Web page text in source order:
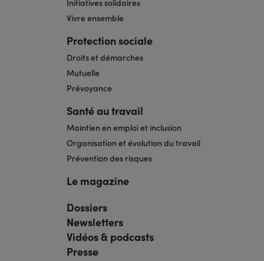
Vivre ensemble
Protection sociale
Droits et démarches
Mutuelle
Prévoyance
Santé au travail
Maintien en emploi et inclusion
Organisation et évolution du travail
Prévention des risques
Le magazine
Navigation
pied
de
page
bis
Dossiers
Newsletters
Vidéos & podcasts
Presse